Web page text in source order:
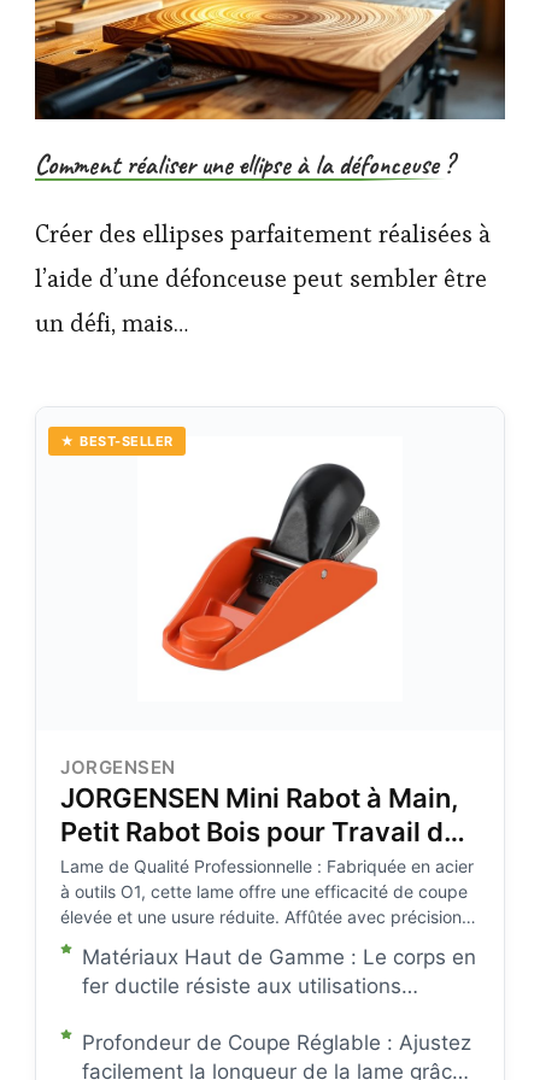
Comment réaliser une ellipse à la défonceuse ?
Créer des ellipses parfaitement réalisées à
l’aide d’une défonceuse peut sembler être
un défi, mais…
★ BEST-SELLER
JORGENSEN
JORGENSEN Mini Rabot à Main,
Petit Rabot Bois pour Travail de
Précision
Lame de Qualité Professionnelle : Fabriquée en acier
à outils O1, cette lame offre une efficacité de coupe
élevée et une usure réduite. Affûtée avec précision
pour un rabotage minutieux, elle est idéale pour les
travaux de bois détaillés. Durable, réutilisable et
facile à réaffûter, cette lame de mini rabot garantit
Matériaux Haut de Gamme : Le corps en
fer ductile résiste aux utilisations
les éléments en acier inoxydable
apportent robustesse et longévité
Profondeur de Coupe Réglable : Ajustez
facilement la longueur de la lame grâce